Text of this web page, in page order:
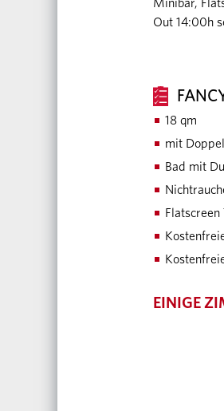
Minibar,
Out 14:00h
18 qm
mit
Bad mit
Flatscreen
EINIGE